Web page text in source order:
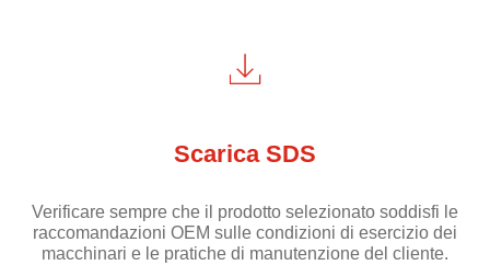
Scarica SDS
Verificare sempre che il prodotto selezionato soddisfi le
raccomandazioni OEM sulle condizioni di esercizio dei
macchinari e le pratiche di manutenzione del cliente.